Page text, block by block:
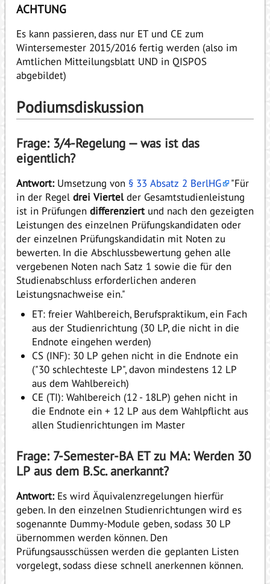
ACHTUNG
Es kann passieren, dass nur ET und CE zum
Wintersemester 2015/2016 fertig werden (also im
Amtlichen Mitteilungsblatt UND in QISPOS
abgebildet)
Podiumsdiskussion
Frage: 3/4-Regelung — was ist das
eigentlich?
Antwort:Umsetzung von § 33 Absatz 2 BerlHG
"Für
in der Regel drei Viertelder Gesamtstudienleistung
ist in Prüfungen differenziertund nach den gezeigten
Leistungen des einzelnen Prüfungskandidaten oder
der einzelnen Prüfungskandidatin mit Noten zu
bewerten. In die Abschlussbewertung gehen alle
vergebenen Noten nach Satz 1 sowie die für den
Studienabschluss erforderlichen anderen
Leistungsnachweise ein."
ET: freier Wahlbereich, Berufspraktikum, ein Fach
aus der Studienrichtung (30 LP, die nicht in die
Endnote eingehen werden)
CS (INF): 30 LP gehen nicht in die Endnote ein
("30 schlechteste LP", davon mindestens 12 LP
aus dem Wahlbereich)
CE (TI): Wahlbereich (12 - 18LP) gehen nicht in
die Endnote ein + 12 LP aus dem Wahlpflicht aus
allen Studienrichtungen im Master
Frage: 7-Semester-BA ET zu MA: Werden 30
LP aus dem B.Sc. anerkannt?
Antwort:Es wird Äquivalenzregelungen hierfür
geben. In den einzelnen Studienrichtungen wird es
sogenannte Dummy-Module geben, sodass 30 LP
übernommen werden können. Den
Prüfungsausschüssen werden die geplanten Listen
vorgelegt, sodass diese schnell anerkennen können.